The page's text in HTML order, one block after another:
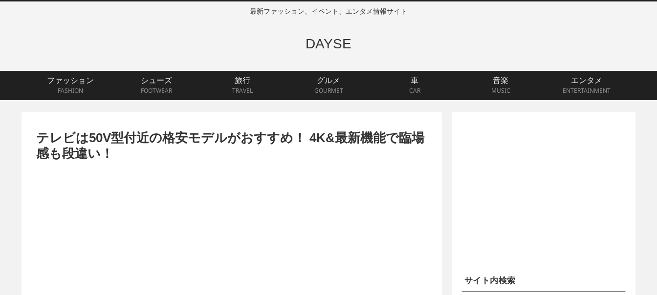
最新ファッション、イベント、エンタメ情報サイト
DAYSE
ファッション
FASHION
シューズ
FOOTWEAR
旅行
TRAVEL
グルメ
GOURMET
車
CAR
音楽
MUSIC
エンタメ
ENTERTAINMENT
テレビは50V型付近の格安モデルがおすすめ！ 4K&最新機能で臨場
感も段違い！
サイト内検索